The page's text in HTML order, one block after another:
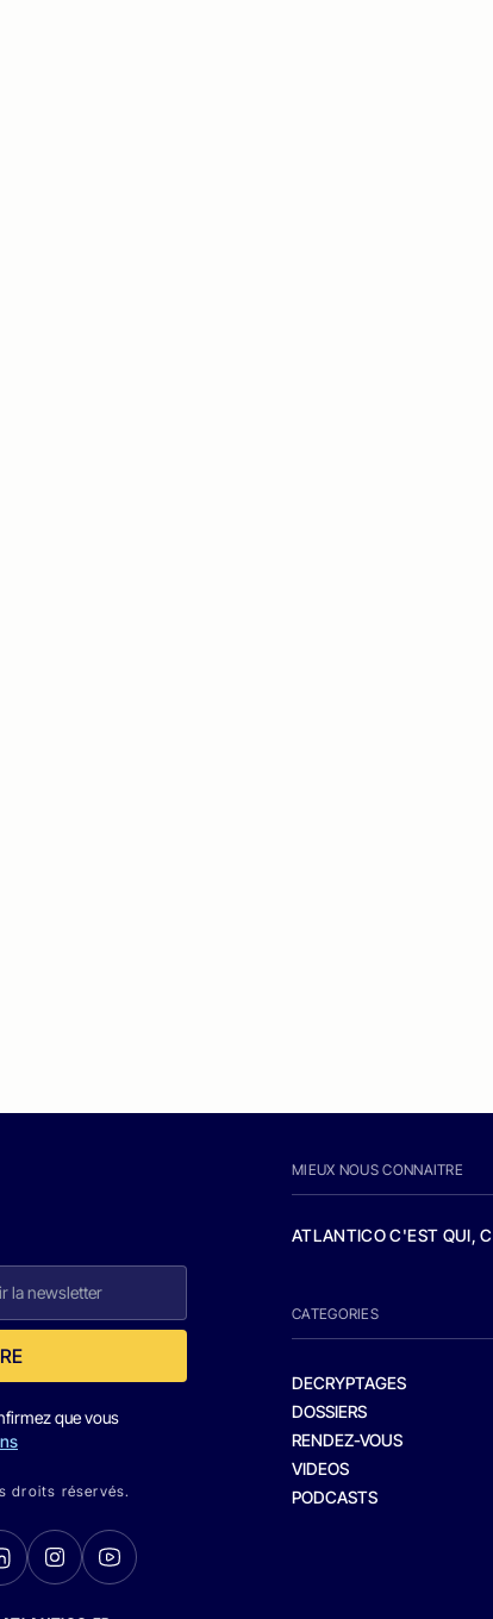
que vous
droits réservés.
MIEUX NOUS CONNAITRE
ATLANTICO C'EST QUI,
CATEGORIES
DECRYPTAGES
DOSSIERS
RENDEZ-VOUS
VIDEOS
PODCASTS